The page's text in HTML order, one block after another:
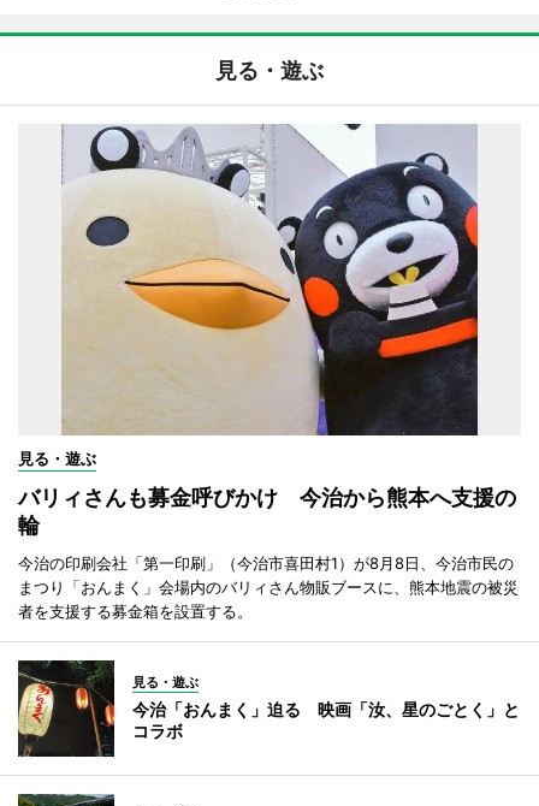
見る・遊ぶ
見る・遊ぶ
バリィさんも募金呼びかけ 今治から熊本へ支援の
輪
今治の印刷会社「第一印刷」（今治市喜田村1）が8月8日、今治市民の
まつり「おんまく」会場内のバリィさん物販ブースに、熊本地震の被災
者を支援する募金箱を設置する。
見る・遊ぶ
今治「おんまく」迫る 映画「汝、星のごとく」と
コラボ